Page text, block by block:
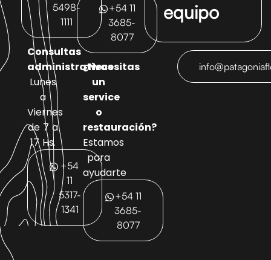
5498-
1111
Consultas
administrativas
Lunes
a
Viernes
de 7 a
17 Hs.
+54
11
5317-
1341
+54 11
3685-
8077
¿Necesitas
un
service
o
restauración?
Estamos
para
ayudarte
+54 11
3685-
8077
equipo